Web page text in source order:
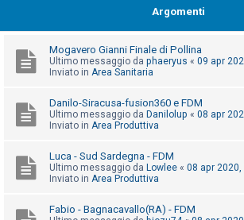
e
n
t
e
n
a
Argomenti
Mogavero Gianni Finale di Pollina
Ultimo messaggio da phaeryus « 09 apr
Inviato in Area Sanitaria
Danilo-Siracusa-fusion360 e FDM
Ultimo messaggio da Danilolup « 08 apr
Inviato in Area Produttiva
Luca - Sud Sardegna - FDM
Ultimo messaggio da Lowlee « 08 apr 2020,
Inviato in Area Produttiva
Fabio - Bagnacavallo(RA) - FDM